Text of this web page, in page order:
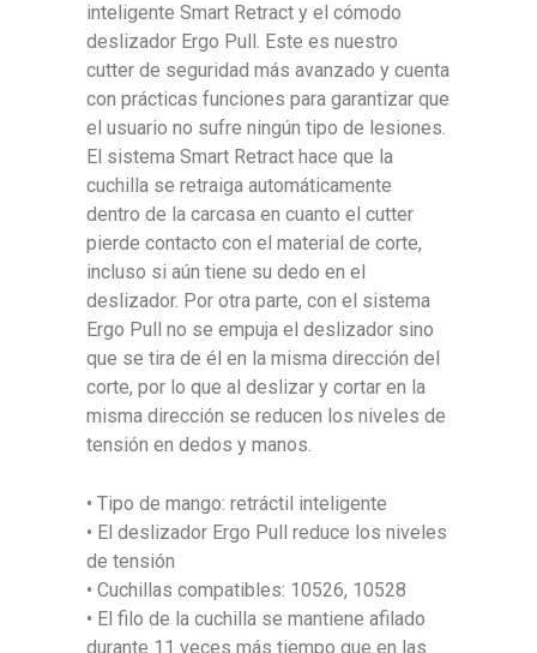
inteligente Smart Retract y el cómodo
deslizador Ergo Pull. Este es nuestro
cutter de seguridad más avanzado y cuenta
con prácticas funciones para garantizar que
el usuario no sufre ningún tipo de lesiones.
El sistema Smart Retract hace que la
cuchilla se retraiga automáticamente
dentro de la carcasa en cuanto el cutter
pierde contacto con el material de corte,
incluso si aún tiene su dedo en el
deslizador. Por otra parte, con el sistema
Ergo Pull no se empuja el deslizador sino
que se tira de él en la misma dirección del
corte, por lo que al deslizar y cortar en la
misma dirección se reducen los niveles de
tensión en dedos y manos.
• Tipo de mango: retráctil inteligente
• El deslizador Ergo Pull reduce los niveles
de tensión
• Cuchillas compatibles: 10526, 10528
• El filo de la cuchilla se mantiene afilado
durante 11 veces más tiempo que en las